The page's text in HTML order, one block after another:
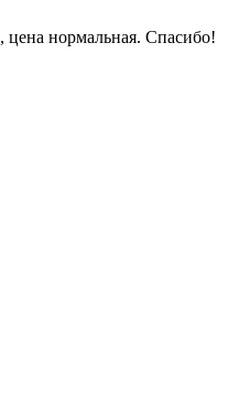
цена нормальная. Спасибо!